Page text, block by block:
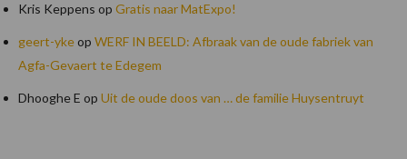
Kris Keppens op Gratis naar MatExpo!
geert-ykeop WERF IN BEELD: Afbraak van de oude fabriek van
Agfa-Gevaert te Edegem
Dhooghe E op Uit de oude doos van … de familie Huysentruyt